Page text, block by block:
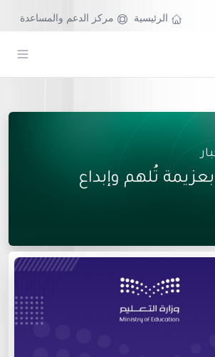
مركز الدعم والمساعدة الرئيسية
تُلهم وإبداع